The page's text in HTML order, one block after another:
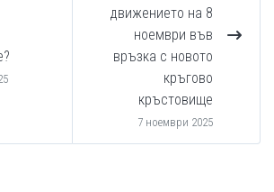
движението на 8
ноември във
връзка с новото
кръгово
кръстовище
7 ноември 2025